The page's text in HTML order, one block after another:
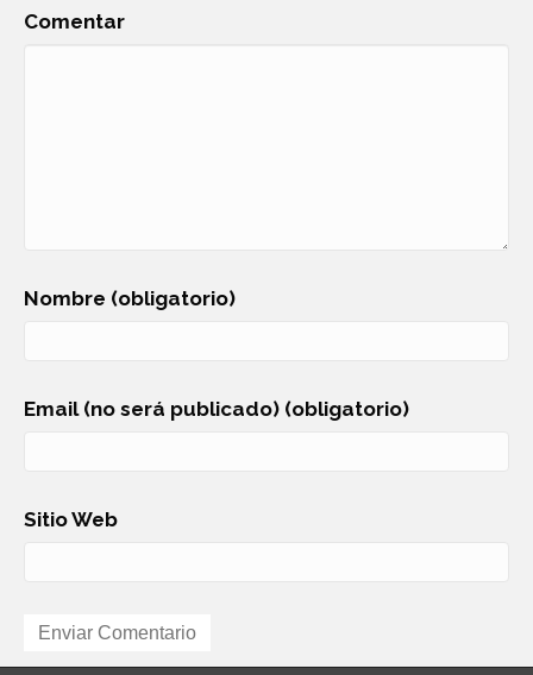
Comentar
Nombre (obligatorio)
Email (no será publicado) (obligatorio)
Sitio Web